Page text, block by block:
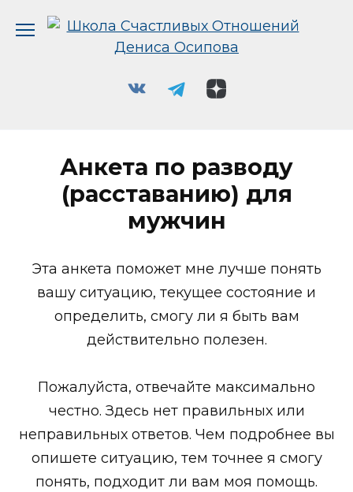
Анкета по разводу
(расставанию) для
мужчин
Эта анкета поможет мне лучше понять
вашу ситуацию, текущее состояние и
определить, смогу ли я быть вам
действительно полезен.
Пожалуйста, отвечайте максимально
честно. Здесь нет правильных или
неправильных ответов. Чем подробнее вы
опишете ситуацию, тем точнее я смогу
понять, подходит ли вам моя помощь.